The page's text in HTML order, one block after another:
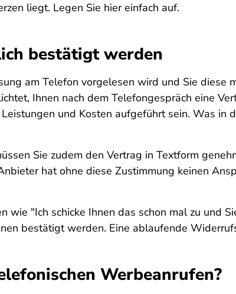
liegt. Legen Sie hier einfach auf.
bestätigt werden
am Telefon vorgelesen wird und Sie diese
Ihnen nach dem Telefongespräch eine
und Kosten aufgeführt sein. Was in
Sie zudem den Vertrag in Textform
hat ohne diese Zustimmung keinen
wie "Ich schicke Ihnen das schon mal zu und
bestätigt werden. Eine ablaufende
Werbeanrufen?